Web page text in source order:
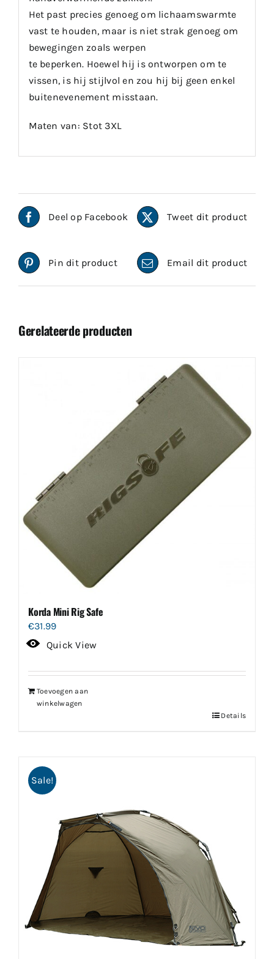
Het past precies genoeg om lichaamswarmte
vast te houden, maar is niet strak genoeg om
bewegingen zoals werpen
te beperken. Hoewel hij is ontworpen om te
vissen, is hij stijlvol en zou hij bij geen enkel
buitenevenement misstaan.
Maten van: Stot 3XL
Deel op Facebook Tweet dit product
Pin dit product Email dit product
Gerelateerde producten
Korda Mini Rig Safe
€31.99
Quick View
Toevoegen aan
winkelwagen
Details
Sale!